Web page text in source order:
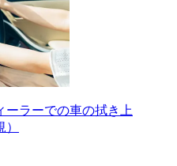
ラーでの車の拭き上